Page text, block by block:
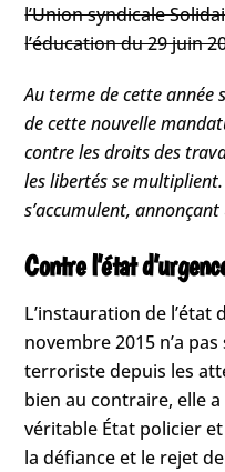
l’Union syndicale
l’éducation du 29 juin
Au terme de cette année
de cette nouvelle
contre les droits des
les libertés se
s’accumulent,
Contre l’état
L’instauration de l’état
novembre 2015 n’a
terroriste depuis les
bien au contraire, elle a
véritable État policier
la défiance et le rejet